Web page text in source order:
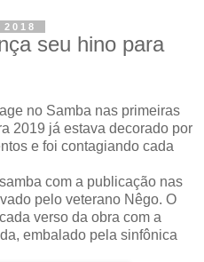
seu hino para
no Samba nas primeiras
2019 já estava decorado por
e foi contagiando cada
com a publicação nas
pelo veterano Nêgo. O
verso da obra com a
embalado pela sinfônica